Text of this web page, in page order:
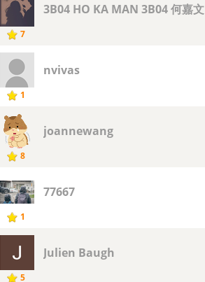
7
3B04 HO KA MAN 3B04 何嘉文
1
nvivas
8
joannewang
1
77667
5
Julien Baugh